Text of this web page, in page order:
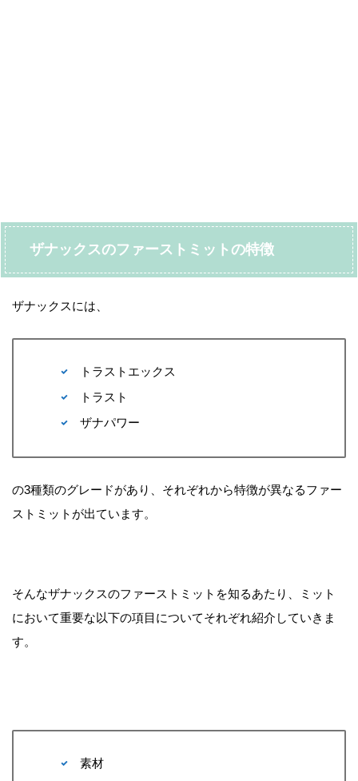
ザナックスのファーストミットの特徴
ザナックスには、
トラストエックス
トラスト
ザナパワー
の3種類のグレードがあり、それぞれから特徴が異なるファー
ストミットが出ています。
そんなザナックスのファーストミットを知るあたり、ミット
において重要な以下の項目についてそれぞれ紹介していきま
す。
素材